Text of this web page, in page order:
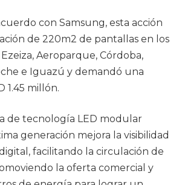
con Samsung, esta acción
de 220m2 de pantallas en los
Aeroparque, Córdoba,
e Iguazú y demandó una
1.45 millón.
de tecnología LED modular
generación mejora la visibilidad
facilitando la circulación de
la oferta comercial y